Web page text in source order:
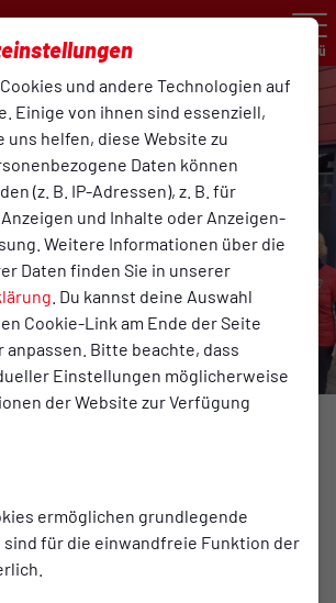
und andere Technologien auf
Einige von ihnen sind essenziell,
uns helfen, diese Website zu
Daten können
(z. B. IP-Adressen), z. B. für
und Inhalte oder Anzeigen-
Weitere Informationen über die
Daten finden Sie in unserer
. Du kannst deine Auswahl
Cookie-Link am Ende der Seite
Bitte beachte, dass
Einstellungen möglicherweise
der Website zur Verfügung
ermöglichen grundlegende
sind für die einwandfreie Funktion der
Menü
für S-Cup-Tour
Marathon-Strecken